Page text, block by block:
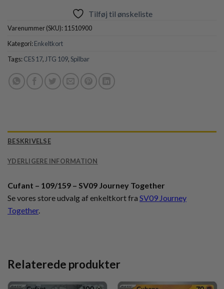
Tilføj til ønskeliste
Varenummer (SKU):11510900
Kategori:Enkeltkort
Tags:CES 17, JTG 109,Spilbar
BESKRIVELSE
YDERLIGERE INFORMATION
Cufant – 109/159 – SV09 Journey Together
Se vores store udvalg af enkeltkort fra SV09 Journey
Together.
Relaterede produkter